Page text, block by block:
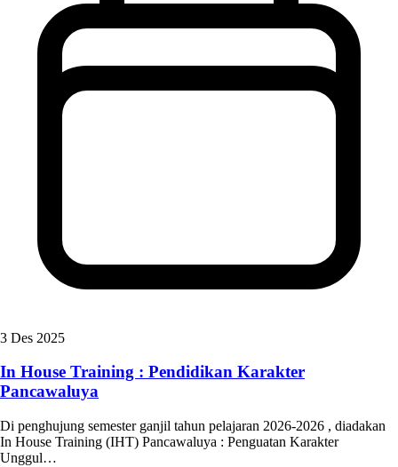
3 Des 2025
In House Training : Pendidikan Karakter
Pancawaluya
Di penghujung semester ganjil tahun pelajaran 2026-2026 , diadakan
In House Training (IHT) Pancawaluya : Penguatan Karakter
Unggul…